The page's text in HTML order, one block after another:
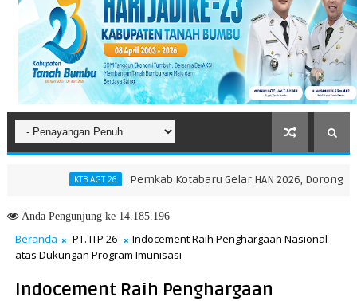
KTB AGT 26 Pemkab Kotabaru Gelar HAN 2026, Dorong
NTT, Menteri Nusron: Gunakan Sudut Pandang Masyarakat
AndaPengunjung ke 14.185.196
Beranda PT. ITP 26
Indocement Raih Penghargaan Nasional
atas Dukungan Program Imunisasi
Indocement Raih Penghargaan